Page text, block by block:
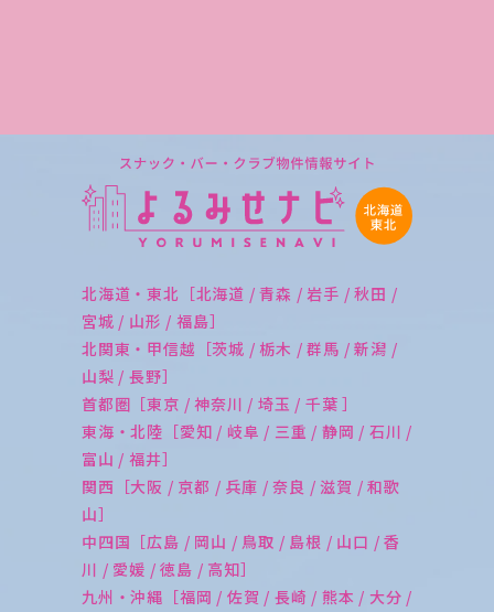
北海道・東北［北海道 / 青森 / 岩手 / 秋田 /
宮城 / 山形 / 福島］
北関東・甲信越［茨城 / 栃木 / 群馬 / 新潟 /
山梨 / 長野］
首都圏［東京 / 神奈川 / 埼玉 / 千葉 ］
東海・北陸［愛知 / 岐阜 / 三重 / 静岡 / 石川 /
富山 / 福井］
関西［大阪 / 京都 / 兵庫 / 奈良 / 滋賀 / 和歌
山］
中四国［広島 / 岡山 / 鳥取 / 島根 / 山口 / 香
川 / 愛媛 / 徳島 / 高知］
九州・沖縄［福岡 / 佐賀 / 長崎 / 熊本 / 大分 /